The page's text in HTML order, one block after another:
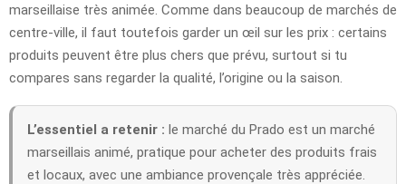
marseillaise très animée. Comme dans beaucoup de marchés de
centre-ville, il faut toutefois garder un œil sur les prix : certains
produits peuvent être plus chers que prévu, surtout si tu
compares sans regarder la qualité, l’origine ou la saison.
L’essentiel a retenir : le marché du Prado est un marché
marseillais animé, pratique pour acheter des produits frais
et locaux, avec une ambiance provençale très appréciée.